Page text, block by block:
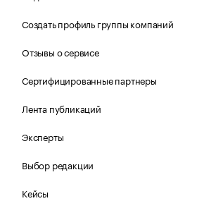
Создать профиль группы компаний
Отзывы о сервисе
Сертифицированные партнеры
Лента публикаций
Эксперты
Выбор редакции
Кейсы